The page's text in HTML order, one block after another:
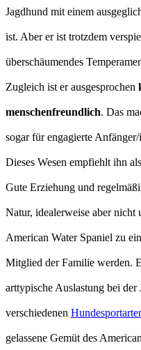
Jagdhund mit einem
ist. Aber er ist trotzdem
überschäumendes
Zugleich ist er ausgesprochen
menschenfreundlich. Das
sogar für engagierte
Dieses Wesen empfiehlt ihn
Gute Erziehung und
Natur, idealerweise aber nicht
American Water Spaniel zu
Mitglied der Familie werden.
arttypische Auslastung bei der
verschiedenen
gelassene Gemüt des